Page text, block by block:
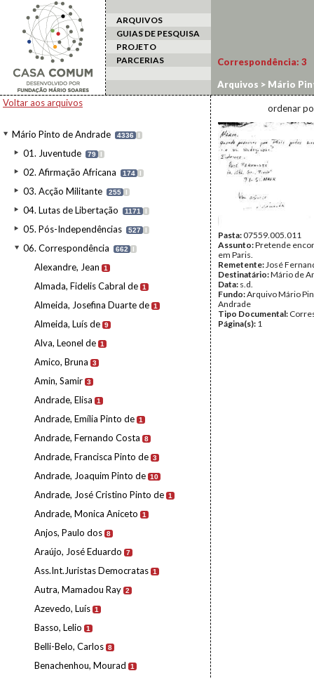
ARQUIVOS
GUIAS DE PESQUISA
PROJETO
PARCERIAS
Voltar aos arquivos
Mário Pinto de Andrade 4336 I
01. Juventude 79 I
02. Afirmação Africana 174 I
03. Acção Militante 255 I
04. Lutas de Libertação 1171 I
05. Pós-Independências 527 I
06. Correspondência 662 I
Alexandre, Jean 1
Almada, Fidelis Cabral de 1
Almeida, Josefina Duarte de 1
Almeida, Luís de 9
Alva, Leonel de 1
Amico, Bruna 3
Amin, Samir 3
Andrade, Elisa 1
Andrade, Emília Pinto de 1
Andrade, Fernando Costa 8
Andrade, Francisca Pinto de 3
Andrade, Joaquim Pinto de 10
Andrade, José Cristino Pinto de 1
Andrade, Monica Aniceto 1
Anjos, Paulo dos 8
Araújo, José Eduardo 7
Ass.Int.Juristas Democratas 1
Autra, Mamadou Ray 2
Azevedo, Luís 1
Basso, Lelio 1
Belli-Belo, Carlos 8
Benachenhou, Mourad 1
Correspondência: 3
Arquivos > Mário
ordenar
Pasta:07559.005.011
Assunto:Pretende
em Paris.
Remetente:José
Destinatário:Mário de
Data: s.d.
Fundo:Arquivo Mário
Andrade
Tipo Documental:
Página(s): 1